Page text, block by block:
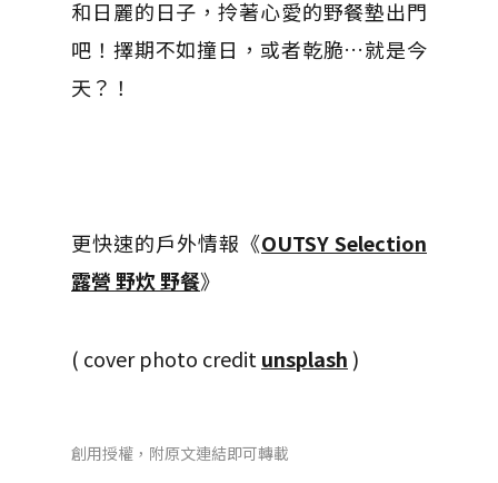
和日麗的日子，拎著心愛的野餐墊出門
吧！擇期不如撞日，或者乾脆…就是今
天？！
更快速的戶外情報《OUTSY Selection
露營 野炊 野餐》
( cover photo credit unsplash )
創用授權，附原文連結即可轉載